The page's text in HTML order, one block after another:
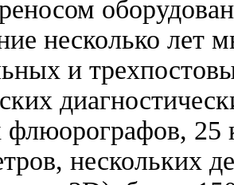
несколько лет
и
25
нескольких